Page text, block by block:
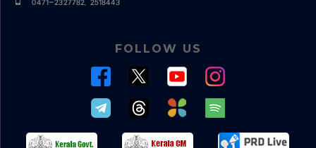
0471-2327782, 2518443
FOLLOW US